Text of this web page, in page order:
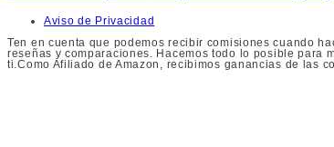
Aviso de Privacidad
Ten en cuenta que podemos recibir comisiones cuando
reseñas y comparaciones. Hacemos todo lo posible para
ti.Como Afiliado de Amazon, recibimos ganancias de las